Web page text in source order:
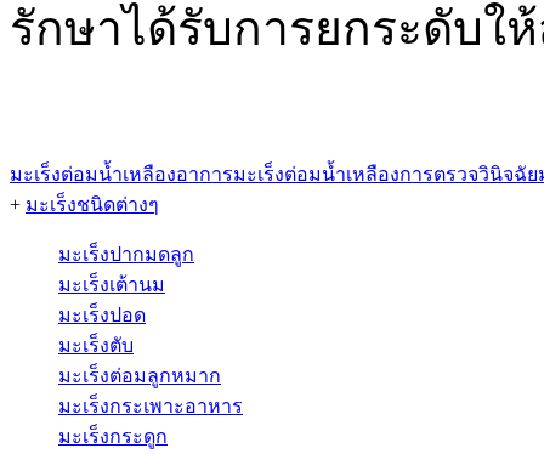
รักษาได้รับการยกระดับใ
มะเร็งต่อมน้ำเหลืองอาการมะเร็งต่อมน้ำเหลืองการตรวจวินิจฉัย
+ มะเร็งชนิดต่างๆ
มะเร็งปากมดลูก
มะเร็งเต้านม
มะเร็งปอด
มะเร็งตับ
มะเร็งต่อมลูกหมาก
มะเร็งกระเพาะอาหาร
มะเร็งกระดูก